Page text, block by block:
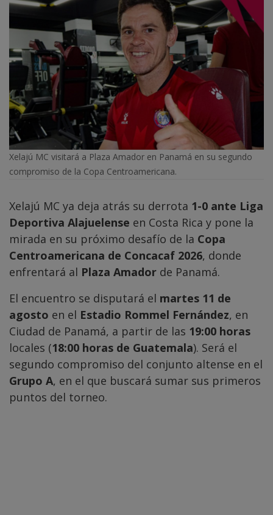
Xelajú MC visitará a Plaza Amador en Panamá en su segundo
compromiso de la Copa Centroamericana.
Xelajú MC ya deja atrás su derrota 1-0 ante Liga
Deportiva Alajuelense en Costa Rica y pone la
mirada en su próximo desafío de la Copa
Centroamericana de Concacaf 2026, donde
enfrentará al Plaza Amador de Panamá.
El encuentro se disputará el martes 11 de
agosto en el Estadio Rommel Fernández, en
Ciudad de Panamá, a partir de las 19:00 horas
locales (18:00 horas de Guatemala). Será el
segundo compromiso del conjunto altense en el
Grupo A, en el que buscará sumar sus primeros
puntos del torneo.